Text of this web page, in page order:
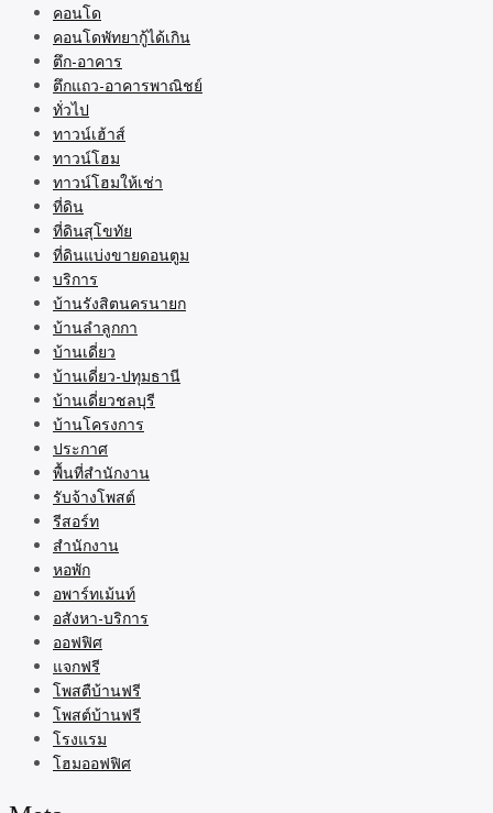
คอนโด
คอนโดพัทยากู้ได้เกิน
ตึก-อาคาร
ตึกแถว-อาคารพาณิชย์
ทั่วไป
ทาวน์เฮ้าส์
ทาวน์โฮม
ทาวน์โฮมให้เช่า
ที่ดิน
ที่ดินสุโขทัย
ที่ดินแบ่งขายดอนตูม
บริการ
บ้านรังสิตนครนายก
บ้านลำลูกกา
บ้านเดี่ยว
บ้านเดี่ยว-ปทุมธานี
บ้านเดี่ยวชลบุรี
บ้านโครงการ
ประกาศ
พื้นที่สำนักงาน
รับจ้างโพสต์
รีสอร์ท
สำนักงาน
หอพัก
อพาร์ทเม้นท์
อสังหา-บริการ
ออฟฟิศ
แจกฟรี
โพสตืบ้านฟรี
โพสต์บ้านฟรี
โรงแรม
โฮมออฟฟิศ